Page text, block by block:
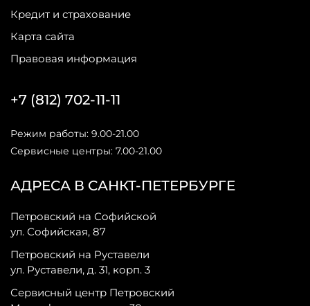
Кредит и страхование
Карта сайта
Правовая информация
АДРЕСА В САНКТ-ПЕТЕРБУРГЕ
Петровский на Софийской
ул. Софийская, 87
Петровский на Руставели
ул. Руставели, д. 31, корп. 3
Сервисный центр Петровский
+7 (812) 702-11-11
Режим работы: 9.00-21.00
Сервисные центры: 7.00-21.00